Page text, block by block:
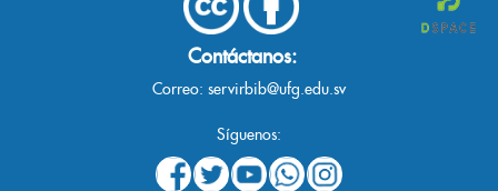
Contáctanos:
Correo: servirbib@ufg.edu.sv
Síguenos: